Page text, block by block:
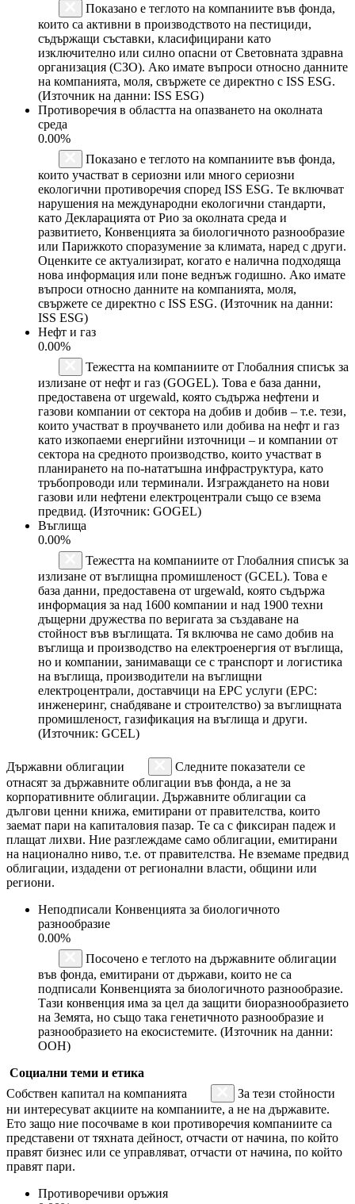
Показано е теглото на компаниите във фонда,
които са активни в производството на пестициди,
съдържащи съставки, класифицирани като
изключително или силно опасни от Световната здравна
организация (СЗО). Ако имате въпроси относно данните
на компанията, моля, свържете се директно с ISS ESG.
(Източник на данни: ISS ESG)
Противоречия в областта на опазването на околната
среда
0.00%
Показано е теглото на компаниите във фонда,
които участват в сериозни или много сериозни
екологични противоречия според ISS ESG. Те включват
нарушения на международни екологични стандарти,
като Декларацията от Рио за околната среда и
развитието, Конвенцията за биологичното разнообразие
или Парижкото споразумение за климата, наред с други.
Оценките се актуализират, когато е налична подходяща
нова информация или поне веднъж годишно. Ако имате
въпроси относно данните на компанията, моля,
свържете се директно с ISS ESG. (Източник на данни:
ISS ESG)
Нефт и газ
0.00%
Тежестта на компаниите от Глобалния списък за
излизане от нефт и газ (GOGEL). Това е база данни,
предоставена от urgewald, която съдържа нефтени и
газови компании от сектора на добив и добив – т.е. тези,
които участват в проучването или добива на нефт и газ
като изкопаеми енергийни източници – и компании от
сектора на средното производство, които участват в
планирането на по-нататъшна инфраструктура, като
тръбопроводи или терминали. Изграждането на нови
газови или нефтени електроцентрали също се взема
предвид. (Източник: GOGEL)
Въглища
0.00%
Тежестта на компаниите от Глобалния списък за
излизане от въглищна промишленост (GCEL). Това е
база данни, предоставена от urgewald, която съдържа
информация за над 1600 компании и над 1900 техни
дъщерни дружества по веригата за създаване на
стойност във въглищата. Тя включва не само добив на
въглища и производство на електроенергия от въглища,
но и компании, занимаващи се с транспорт и логистика
на въглища, производители на въглищни
електроцентрали, доставчици на EPC услуги (EPC:
инженеринг, снабдяване и строителство) за въглищната
промишленост, газификация на въглища и други.
(Източник: GCEL)
Държавни облигации
Следните показатели се
отнасят за държавните облигации във фонда, а не за
корпоративните облигации. Държавните облигации са
дългови ценни книжа, емитирани от правителства, които
заемат пари на капиталовия пазар. Те са с фиксиран падеж и
плащат лихви. Ние разглеждаме само облигации, емитирани
на национално ниво, т.е. от правителства. Не вземаме предвид
облигации, издадени от регионални власти, общини или
региони.
Неподписали Конвенцията за биологичното
разнообразие
0.00%
Посочено е теглото на държавните облигации
във фонда, емитирани от държави, които не са
подписали Конвенцията за биологичното разнообразие.
Тази конвенция има за цел да защити биоразнообразието
на Земята, но също така генетичното разнообразие и
разнообразието на екосистемите. (Източник на данни:
ООН)
Социални теми и етика
Собствен капитал на компанията
За тези стойности
ни интересуват акциите на компаниите, а не на държавите.
Ето защо ние посочваме в кои противоречия компаниите са
представени от тяхната дейност, отчасти от начина, по който
правят бизнес или се управляват, отчасти от начина, по който
правят пари.
Противоречиви оръжия